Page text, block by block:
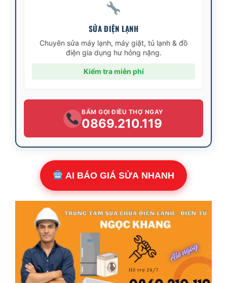
SỬA ĐIỆN LẠNH
Chuyên sửa máy lạnh, máy giặt, tủ lạnh & đồ
điện gia dụng hư hỏng nặng.
Kiểm tra miễn phí
BẤM GỌI ĐIỀU THỢ NGAY
0869.210.119
AI BÁO GIÁ SỬA NHANH